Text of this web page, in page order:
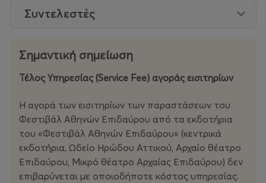
ενώ ο μεγάλος Γερμανός συγγραφέας Τόμας Μαν
της εποχής μας στην πιο βαθιά και ιερή της μορφή».
Ασφαλώς, καθαρά πρακτικοί λόγοι καθιστούν την
γεγονός – και ως εκ τούτου ιδιαίτερης αξίας. Ο
διεθνούς φήμης Πολωνός αρχιμουσικός Μιχάλ
Νεστερόβιτς ηγείται της Κρατικής Ορχήστρας Αθηνών,
μιας πλειάδας εκλεκτών λυρικών τραγουδιστών και
εκτεταμένων χορωδιακών δυνάμεων που συμμετέχουν,
προσφέροντας στο κοινό του Φεστιβάλ μια από τις
Συντελεστές
Σημαντική σημείωση
Τέλος Υπηρεσίας (Service Fee) αγοράς εισιτηρίων
Η αγορά των εισιτηρίων των παραστάσεων του
Φεστιβάλ Αθηνών Επιδαύρου από τα εκδοτήρια
του «Φεστιβάλ Αθηνών Επιδαύρου» (κεντρικά
εκδοτήρια, Ωδείο Ηρώδου Αττικού, Αρχαίο θέατρο
Επιδαύρου, Μικρό θέατρο Αρχαίας Επιδαύρου) δεν
επιβαρύνεται με οποιοδήποτε κόστος υπηρεσίας.